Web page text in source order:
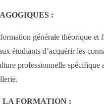
:
générale théorique et
étudiants d’acquérir les
professionnelle spécifique
LA FORMATION :